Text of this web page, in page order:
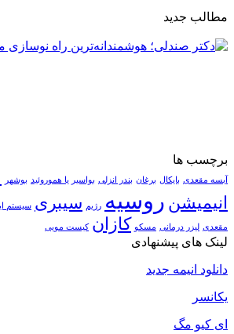
مطالب جدید
برچسب ها
آبسه مقعدی بایکال برغان بندر انزلی بواسیر یا هموروئید بوشهر
انیمیشن روسیه رژیم سیبری سیستم
مقعدی لیزر درمانی مسکو کازان کیست مویی
لینک های پیشنهادی
دانلود انیمه جدید
یکانسر
ای کیو مگ